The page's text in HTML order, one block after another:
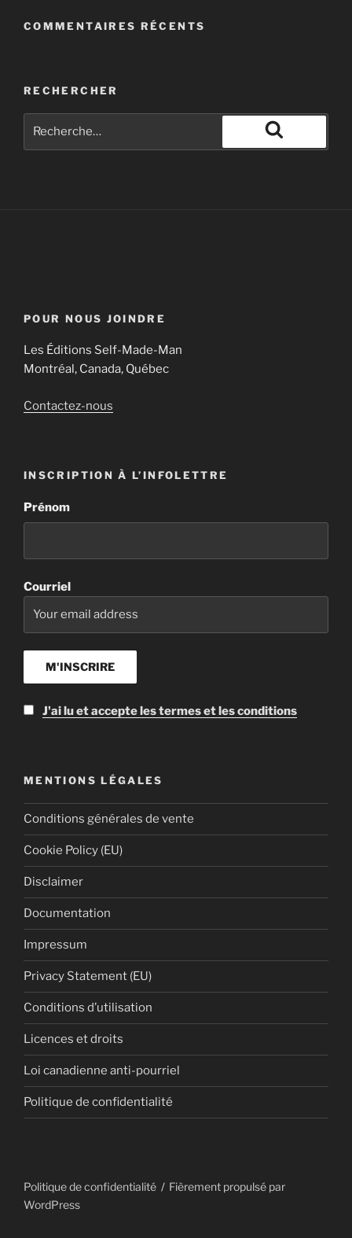
COMMENTAIRES RÉCENTS
RECHERCHER
POUR NOUS JOINDRE
Les Éditions Self-Made-Man
Montréal, Canada, Québec
Contactez-nous
INSCRIPTION À L’INFOLETTRE
Prénom
Courriel
J'ai lu et accepte les termes et les conditions
MENTIONS LÉGALES
Conditions générales de vente
Cookie Policy (EU)
Disclaimer
Documentation
Impressum
Privacy Statement (EU)
Conditions d’utilisation
Licences et droits
Loi canadienne anti-pourriel
Politique de confidentialité
Politique de confidentialité
Fièrement propulsé par
WordPress